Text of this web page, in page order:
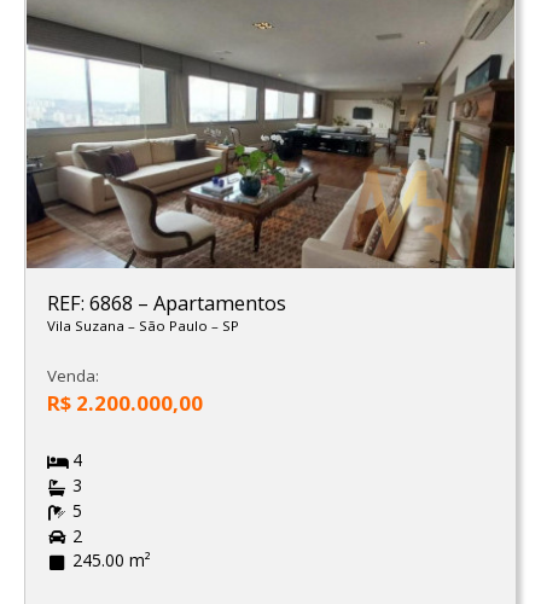
REF: 6868 – Apartamentos
Vila Suzana – São Paulo – SP
Venda:
R$ 2.200.000,00
4
3
5
2
245.00 m²